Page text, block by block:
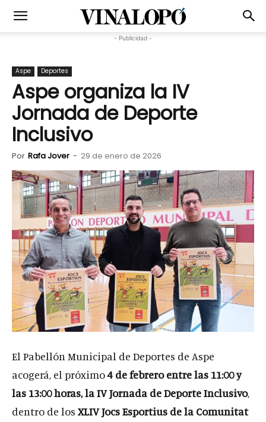
- Publicidad -
Aspe Deportes
Aspe organiza la IV
Jornada de Deporte
Inclusivo
Por Rafa Jover - 29 de enero de 2026
El Pabellón Municipal de Deportes de Aspe
acogerá, el próximo4 de febrero entre las 11:00 y
las 13:00 horas,la IV Jornada de Deporte Inclusivo,
dentro de los XLIV Jocs Esportius de la Comunitat